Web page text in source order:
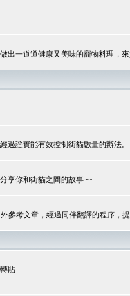
出一道道健康又美味的寵物料理，
過證實能有效控制街貓數量的辦法
享你和街貓之間的故事~~
參考文章，經過同伴翻譯的程序，提
貼